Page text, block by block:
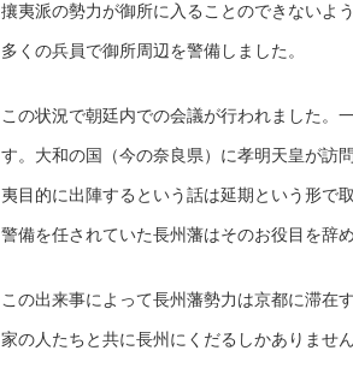
攘夷派の勢力が御所に入ることのできないよ
多くの兵員で御所周辺を警備しました。
この状況で朝廷内での会議が行われました。
す。大和の国（今の奈良県）に孝明天皇が訪
夷目的に出陣するという話は延期という形で
警備を任されていた長州藩はそのお役目を辞
この出来事によって長州藩勢力は京都に滞在
家の人たちと共に長州にくだるしかありません